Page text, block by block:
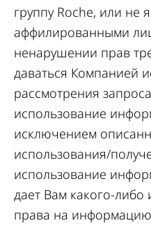
группу Roche, или не
аффилированными
ненарушении прав
даваться Компанией
рассмотрения
использование
исключением
использования/
использование
дает Вам какого-
права на